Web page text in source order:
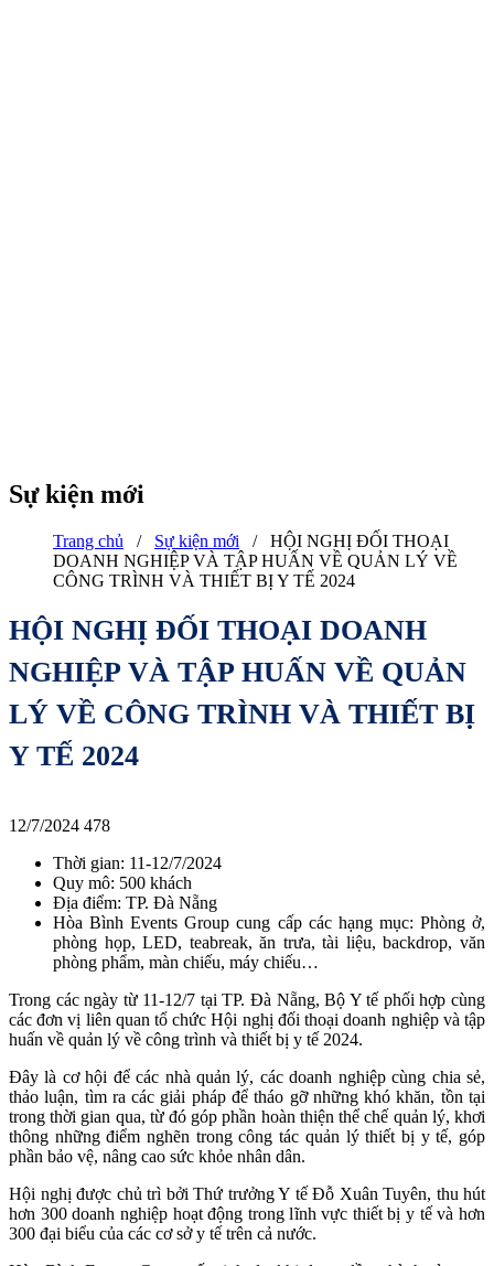
Sự kiện mới
Trang chủ / Sự kiện mới / HỘI NGHỊ ĐỐI THOẠI
DOANH NGHIỆP VÀ TẬP HUẤN VỀ QUẢN LÝ VỀ
CÔNG TRÌNH VÀ THIẾT BỊ Y TẾ 2024
HỘI NGHỊ ĐỐI THOẠI DOANH
NGHIỆP VÀ TẬP HUẤN VỀ QUẢN
LÝ VỀ CÔNG TRÌNH VÀ THIẾT BỊ
Y TẾ 2024
12/7/2024 478
Thời gian: 11-12/7/2024
Quy mô: 500 khách
Địa điểm: TP. Đà Nẵng
Hòa Bình Events Group cung cấp các hạng mục: Phòng ở,
phòng họp, LED, teabreak, ăn trưa, tài liệu, backdrop, văn
phòng phẩm, màn chiếu, máy chiếu…
Trong các ngày từ 11-12/7 tại TP. Đà Nẵng, Bộ Y tế phối hợp cùng
các đơn vị liên quan tổ chức Hội nghị đối thoại doanh nghiệp và tập
huấn về quản lý về công trình và thiết bị y tế 2024.
Đây là cơ hội để các nhà quản lý, các doanh nghiệp cùng chia sẻ,
thảo luận, tìm ra các giải pháp để tháo gỡ những khó khăn, tồn tại
trong thời gian qua, từ đó góp phần hoàn thiện thể chế quản lý, khơi
thông những điểm nghẽn trong công tác quản lý thiết bị y tế, góp
phần bảo vệ, nâng cao sức khỏe nhân dân.
Hội nghị được chủ trì bởi Thứ trưởng Y tế Đỗ Xuân Tuyên, thu hút
hơn 300 doanh nghiệp hoạt động trong lĩnh vực thiết bị y tế và hơn
300 đại biểu của các cơ sở y tế trên cả nước.